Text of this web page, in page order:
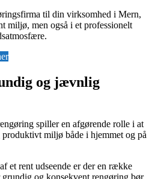
til din virksomhed i Mern,
miljø, men også i et professionelt
og jævnlig
spiller en afgørende rolle i at
produktivt miljø både i hjemmet og på
et rent udseende er der en række